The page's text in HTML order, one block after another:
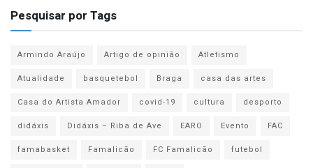
Pesquisar por Tags
Armindo Araújo Artigo de opinião
Atletismo
Atualidade
basquetebol Braga
casa das artes
Casa do Artista Amador
covid-19 cultura
desporto
didáxis
Didáxis – Riba de Ave EARO Evento
FAC
famabasket
Famalicão FC Famalicão
futebol